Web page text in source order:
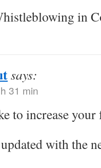
in
says:
31 min
to increase
with the